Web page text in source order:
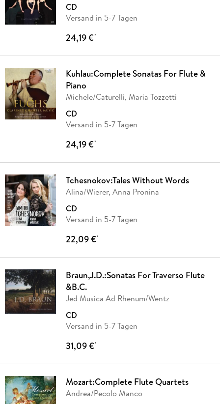
CD
Versand in 5-7 Tagen
24,19 €*
Kuhlau:Complete Sonatas For Flute &
Piano
Michele/Caturelli, Maria Tozzetti
CD
Versand in 5-7 Tagen
24,19 €*
Tchesnokov:Tales Without Words
Alina/Wierer, Anna Pronina
CD
Versand in 5-7 Tagen
22,09 €*
Braun,J.D.:Sonatas For Traverso Flute
&B.C.
Jed Musica Ad Rhenum/Wentz
CD
Versand in 5-7 Tagen
31,09 €*
Mozart:Complete Flute Quartets
Andrea/Pecolo Manco